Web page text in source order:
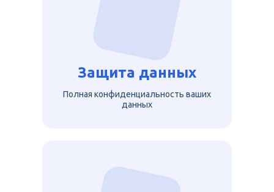
Защита данных
Полная конфиденциальность ваших
данных